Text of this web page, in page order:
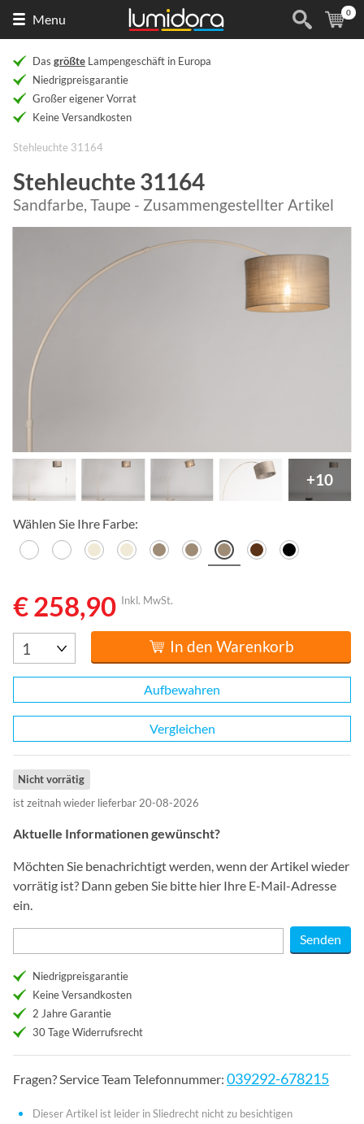
Menu (
0
Das größte Lampengeschäft in Europa
Niedrigpreisgarantie
Großer eigener Vorrat
Keine Versandkosten
Stehleuchte 31164
Stehleuchte 31164
Sandfarbe, Taupe - Zusammengestellter Artikel
+10
Wählen Sie Ihre Farbe:
€ 258,90 Inkl. MwSt.
In den Warenkorb
Aufbewahren
Vergleichen
Nicht vorrätig
ist zeitnah wieder lieferbar 20-08-2026
Aktuelle Informationen gewünscht?
Möchten Sie benachrichtigt werden, wenn der Artikel wieder
vorrätig ist? Dann geben Sie bitte hier Ihre E-Mail-Adresse
ein.
Niedrigpreisgarantie
Keine Versandkosten
2 Jahre Garantie
30 Tage Widerrufsrecht
Fragen? Service Team Telefonnummer: 039292-678215
Dieser Artikel ist leider in Sliedrecht nicht zu besichtigen